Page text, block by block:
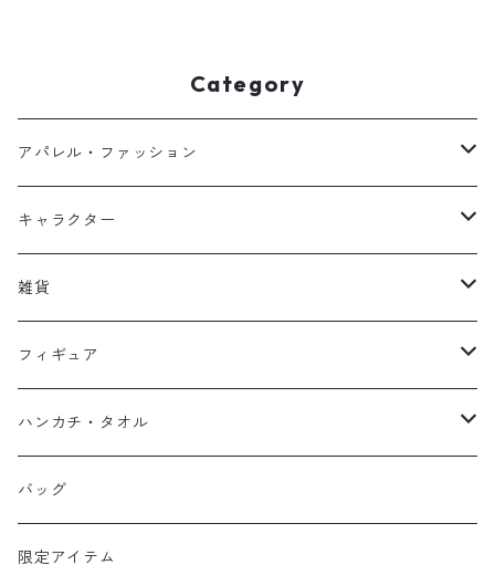
Category
アパレル・ファッション
キッズ
フーディー
スウェット
大人
フーディー
スウェット
キャラクター
大空翼
岬太郎
若林源三
日向小次郎
カール・ハインツ・シュナイダー
雑貨
クッション
マグネット
缶バッジ
カーシェード
フィギュア
HKDSTOY
UDF
POP UP PARADE
ハンカチ・タオル
手ぬぐい
タオル
バッグ
限定アイテム